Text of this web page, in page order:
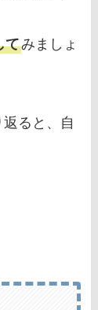
てみましょ
ると、自